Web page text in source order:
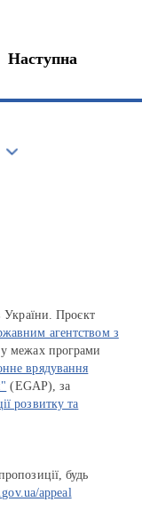
Наступна
України. Проєкт
агентством з
у межах програми
врядування
(EGAP), за
розвитку та
будь
appeal